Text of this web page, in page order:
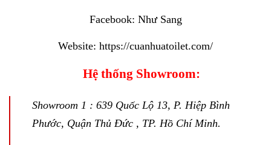
Facebook: Như Sang
Website: https://cuanhuatoilet.com/
Hệ thống Showroom:
Showroom 1 : 639 Quốc Lộ 13, P. Hiệp Bình
Phước, Quận Thủ Đức , TP. Hồ Chí Minh.